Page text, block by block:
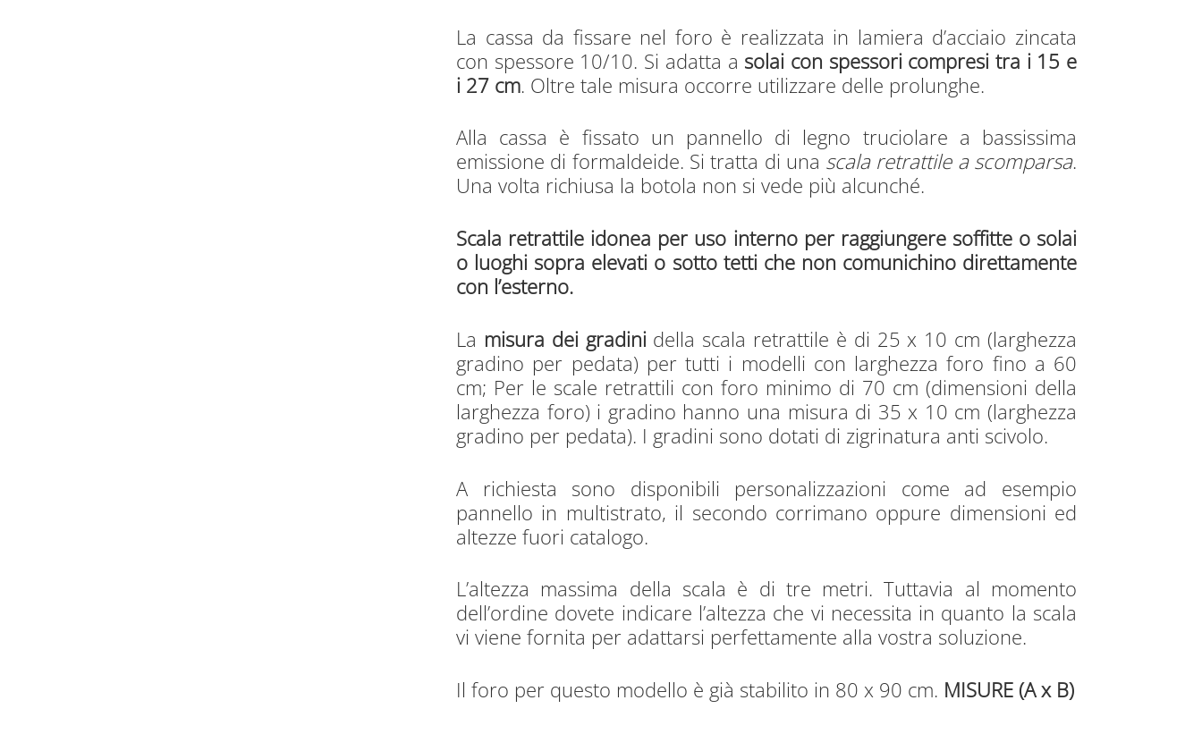
La cassa da fissare nel foro è realizzata in lamiera d’acciaio zincata
con spessore 10/10. Si adatta a solai con spessori compresi tra i 15 e
i 27 cm. Oltre tale misura occorre utilizzare delle prolunghe.
Alla cassa è fissato un pannello di legno truciolare a bassissima
emissione di formaldeide. Si tratta di una scala retrattile a scomparsa.
Una volta richiusa la botola non si vede più alcunché.
Scala retrattile idonea per uso interno per raggiungere soffitte o solai
o luoghi sopra elevati o sotto tetti che non comunichino direttamente
con l’esterno.
La misura dei gradinidella scala retrattile è di 25 x 10 cm (larghezza
gradino per pedata) per tutti i modelli con larghezza foro fino a 60
cm; Per le scale retrattili con foro minimo di 70 cm (dimensioni della
larghezza foro) i gradino hanno una misura di 35 x 10 cm (larghezza
gradino per pedata). I gradini sono dotati di zigrinatura anti scivolo.
A richiesta sono disponibili personalizzazioni come ad esempio
pannello in multistrato, il secondo corrimano oppure dimensioni ed
altezze fuori catalogo.
L’altezza massima della scala è di tre metri. Tuttavia al momento
dell’ordine dovete indicare l’altezza che vi necessita in quanto la scala
vi viene fornita per adattarsi perfettamente alla vostra soluzione.
Il foro per questo modello è già stabilito in 80 x 90 cm. MISURE (A x B)